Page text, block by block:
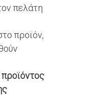
πελάτη
προϊόν,